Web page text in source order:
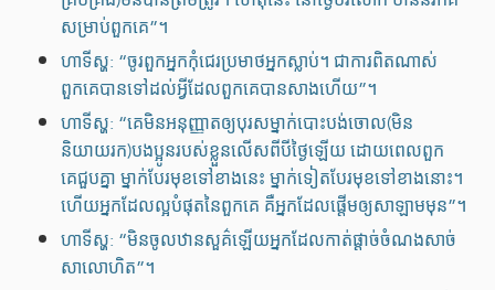
សម្រាប់ពួកគេ”។
ហាទីស្ហ: “ចូរពួកអ្នកកុំជេរប្រមាថអ្នកស្លាប់។ ជាការពិតណាស់
ពួកគេបានទៅដល់អ្វីដែលពួកគេបានសាងហើយ”។
ហាទីស្ហ: “គេមិនអនុញ្ញាតឲ្យបុរសម្នាក់បោះបង់ចោល(មិន
និយាយរក)បងប្អូនរបស់ខ្លួនលើសពីបីថ្ងៃឡើយ ដោយពេលពួក
គេជួបគ្នា ម្នាក់បែរមុខទៅខាងនេះ ម្នាក់ទៀតបែរមុខទៅខាងនោះ។
ហើយអ្នកដែលល្អបំផុតនៃពួកគេ គឺអ្នកដែលផ្តើមឲ្យសាឡាមមុន”។
ហាទីស្ហ: “មិនចូលឋានសួគ៌ឡើយអ្នកដែលកាត់ផ្ដាច់ចំណងសាច់
សាលោហិត”។